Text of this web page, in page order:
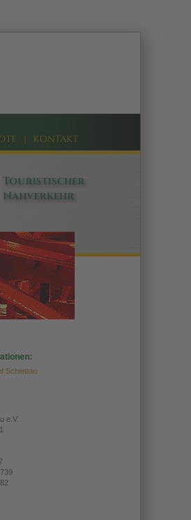
| KONTAKT
Touristischer
Nahverkehr
Schlettau
e.V.